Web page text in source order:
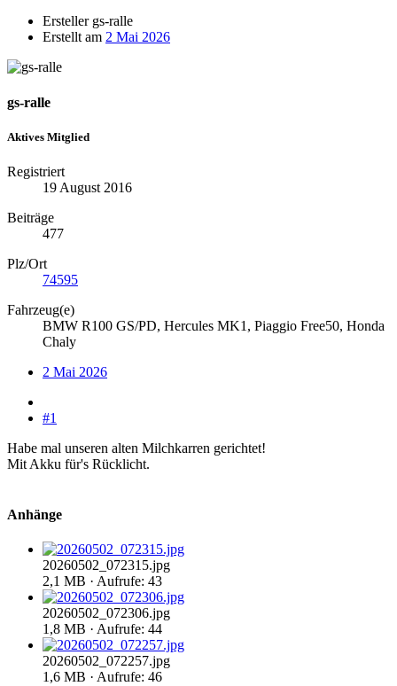
Erstellergs-ralle
Erstellt am 2 Mai 2026
gs-ralle
Aktives Mitglied
Registriert
19 August 2016
Beiträge
477
Plz/Ort
74595
Fahrzeug(e)
BMW R100 GS/PD, Hercules MK1, Piaggio Free50, Honda
Chaly
2 Mai 2026
#1
Habe mal unseren alten Milchkarren gerichtet!
Mit Akku für's Rücklicht.
Anhänge
20260502_072315.jpg
2,1 MB · Aufrufe: 43
20260502_072306.jpg
1,8 MB · Aufrufe: 44
20260502_072257.jpg
1,6 MB · Aufrufe: 46